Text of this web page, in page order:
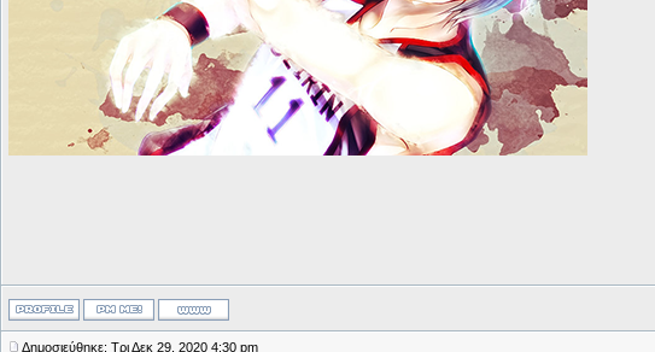
Δημοσιεύθηκε: Τρι Δεκ 29, 2020 4:30 pm